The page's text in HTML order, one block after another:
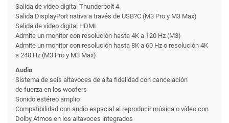
Salida de vídeo digital Thunderbolt 4
Salida DisplayPort nativa a través de USB?C (M3 Pro y M3 Max)
Salida de vídeo digital HDMI
Admite un monitor con resolución hasta 4K a 120 Hz (M3)
Admite un monitor con resolución hasta 8K a 60 Hz o resolución 4K
a 240 Hz (M3 Pro y M3 Max)
Audio
Sistema de seis altavoces de alta fidelidad con cancelación
de fuerza en los woofers
Sonido estéreo amplio
Compatibilidad con audio espacial al reproducir música o vídeo con
Dolby Atmos en los altavoces integrados